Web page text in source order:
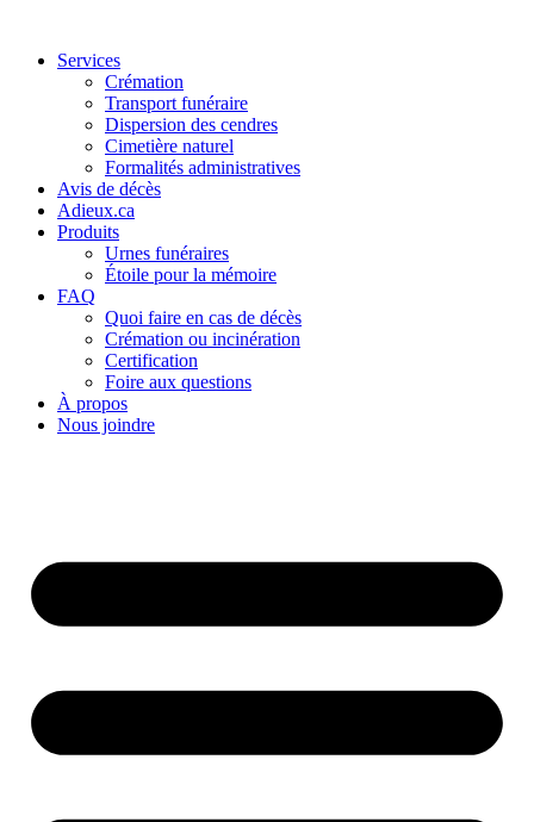
Services
Crémation
Transport funéraire
Dispersion des cendres
Cimetière naturel
Formalités administratives
Avis de décès
Adieux.ca
Produits
Urnes funéraires
Étoile pour la mémoire
FAQ
Quoi faire en cas de décès
Crémation ou incinération
Certification
Foire aux questions
À propos
Nous joindre